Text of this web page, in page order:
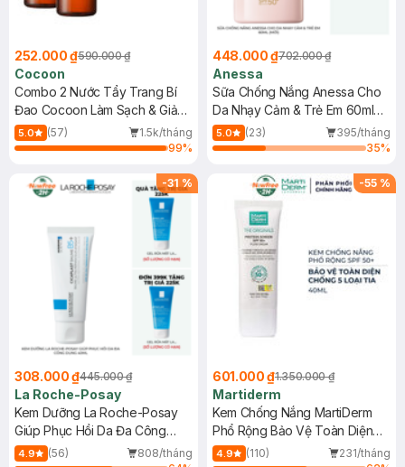
252.000 ₫590.000 ₫
Cocoon
Combo 2 Nước Tẩy Trang Bí
Đao Cocoon Làm Sạch & Giảm
Dầu 500ml
5.0 (57)
1.5k/tháng
99%
448.000 ₫702.000 ₫
Anessa
Sữa Chống Nắng Anessa Cho
Da Nhạy Cảm & Trẻ Em 60ml
(Mới)
5.0 (23)
395/tháng
35%
-31 %
308.000 ₫445.000 ₫
La Roche-Posay
Kem Dưỡng La Roche-Posay
Giúp Phục Hồi Da Đa Công
Dụng 40ml
4.9 (56)
808/tháng
-55 %
601.000 ₫1.350.000 ₫
Martiderm
Kem Chống Nắng MartiDerm
Phổ Rộng Bảo Vệ Toàn Diện
40ml
4.9 (110)
231/tháng